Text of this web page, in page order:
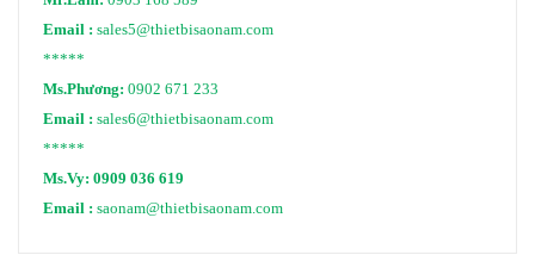
Email : sales5@thietbisaonam.com
*****
Ms.Phương: 0902 671 233
Email : sales6@thietbisaonam.com
*****
Ms.Vy: 0909 036 619
Email : saonam@thietbisaonam.com